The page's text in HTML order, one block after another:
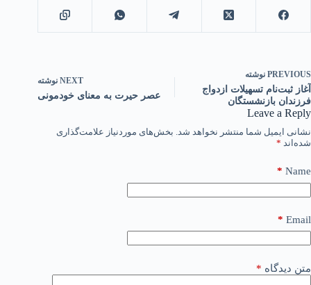
PREVIOUS نوشته
آغاز ثبت‌نام تسهیلات ازدواج
فرزندان بازنشستگان
NEXT نوشته
عصر حیرت به معنای خودمونی
Leave a Reply
نشانی ایمیل شما منتشر نخواهد شد. بخش‌های موردنیاز علامت‌گذاری
شده‌اند *
Name
*
Email
*
متن دیدگاه *